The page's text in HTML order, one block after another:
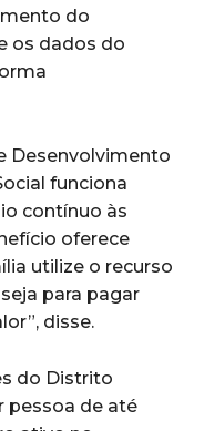
do
os dados do
Desenvolvimento
funciona
contínuo às
oferece
utilize o recurso
para pagar
disse.
do Distrito
pessoa de até